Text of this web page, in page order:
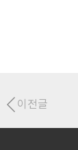
이전글